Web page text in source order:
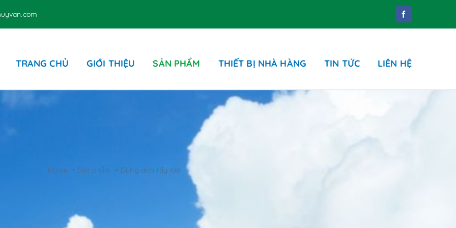
TRANG CHỦ GIỚI THIỆU SẢN PHẨM
Phụ kiện
THIẾT BỊ NHÀ HÀNG TIN TỨC LIÊN HỆ
Home Sản phẩm Dung dịch tẩy rửa